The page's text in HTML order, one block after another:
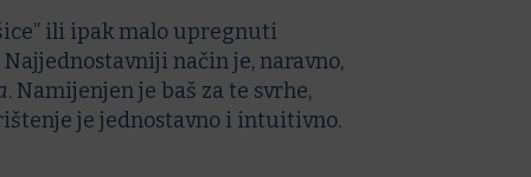
ili ipak malo upregnuti
način je, naravno,
. Namijenjen je baš za te svrhe,
je jednostavno i intuitivno.